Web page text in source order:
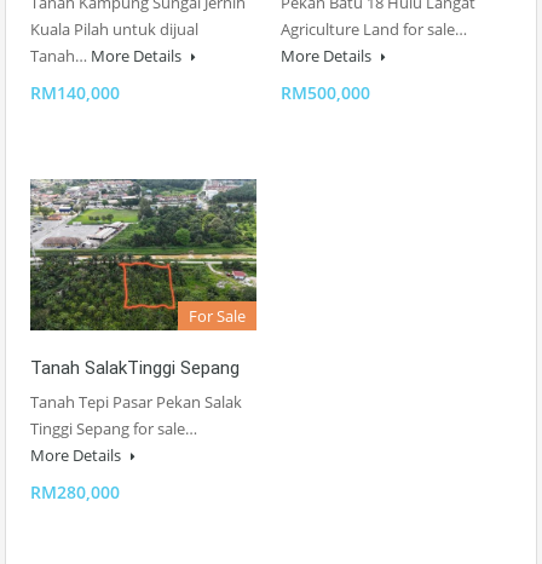
Kuala Pilah untuk dijual
Tanah… More Details
RM140,000
Agriculture Land for sale…
More Details
RM500,000
For Sale
Tanah SalakTinggi Sepang
Tanah Tepi Pasar Pekan Salak
Tinggi Sepang for sale…
More Details
RM280,000